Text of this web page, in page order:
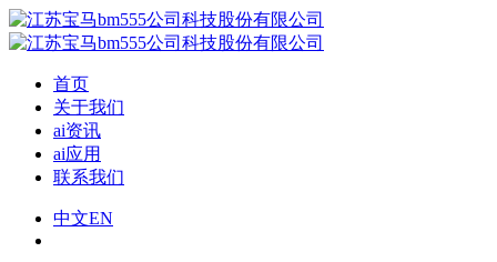
首页
关于我们
ai资讯
ai应用
联系我们
中文EN